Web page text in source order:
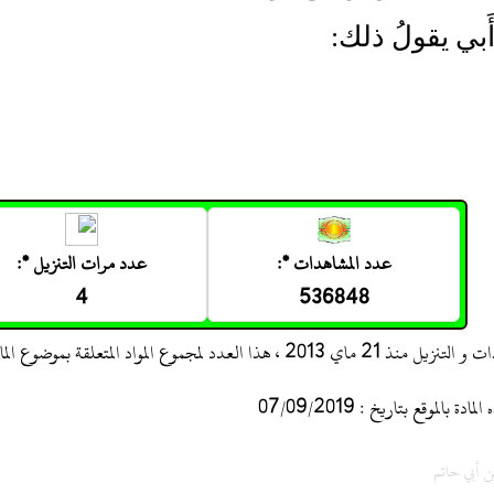
يقولُ ذلك:
عدد المشاهدات *:
536848
عدد مرات التنزيل *:
4
العدد لمجموع المواد المتعلقة بموضوع المادة
بتاريخ : 07/09/2019
أبي حاتم